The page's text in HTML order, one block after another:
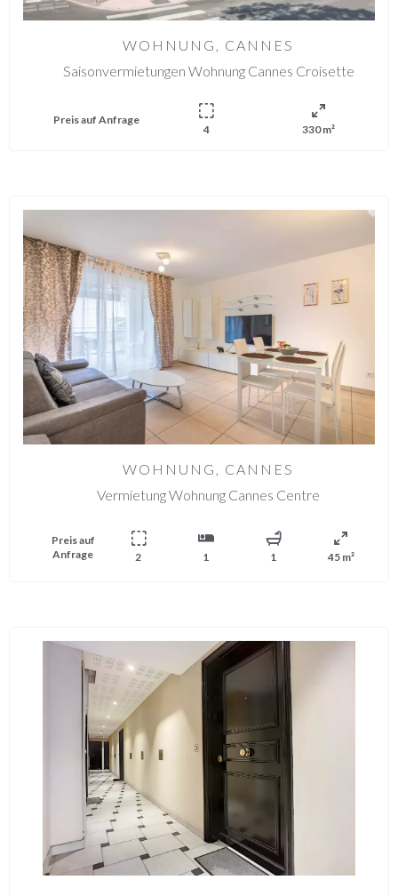
WOHNUNG, CANNES
Saisonvermietungen Wohnung Cannes Croisette
Preis auf Anfrage
4 330 m²
WOHNUNG, CANNES
Vermietung Wohnung Cannes Centre
Preis auf
Anfrage
2 1 1 45 m²